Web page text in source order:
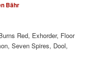
Bähr
Red, Exhorder, Floor
Seven Spires, Dool,